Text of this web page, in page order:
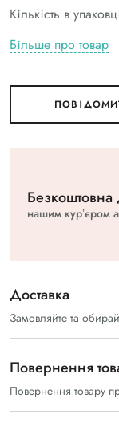
Кількість в
Більше про товар
Безкоштовна
нашим курʼєром
Доставка
Замовляйте та
Повернення
Повернення товару